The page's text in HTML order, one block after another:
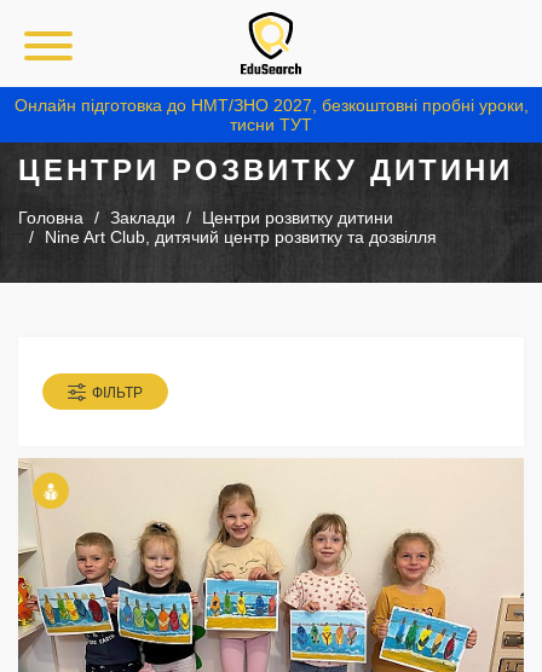
Онлайн підготовка до НМТ/ЗНО 2027, безкоштовні пробні уроки,
тисни ТУТ
ЦЕНТРИ РОЗВИТКУ ДИТИНИ
Головна Заклади
Центри розвитку дитини
Nine Art Club, дитячий центр розвитку та дозвілля
ФІЛЬТР